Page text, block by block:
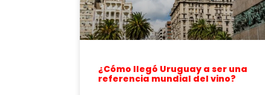
¿Cómo llegó Uruguay a ser una
referencia mundial del vino?